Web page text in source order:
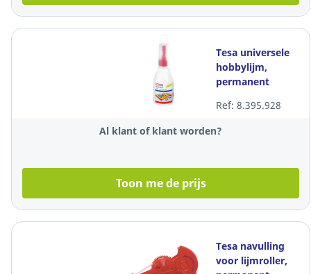
Tesa universele
hobbylijm,
permanent
gr
Ref: 8.395.928
Al klant of klant worden?
Toon me de prijs
Tesa navulling
voor lijmroller,